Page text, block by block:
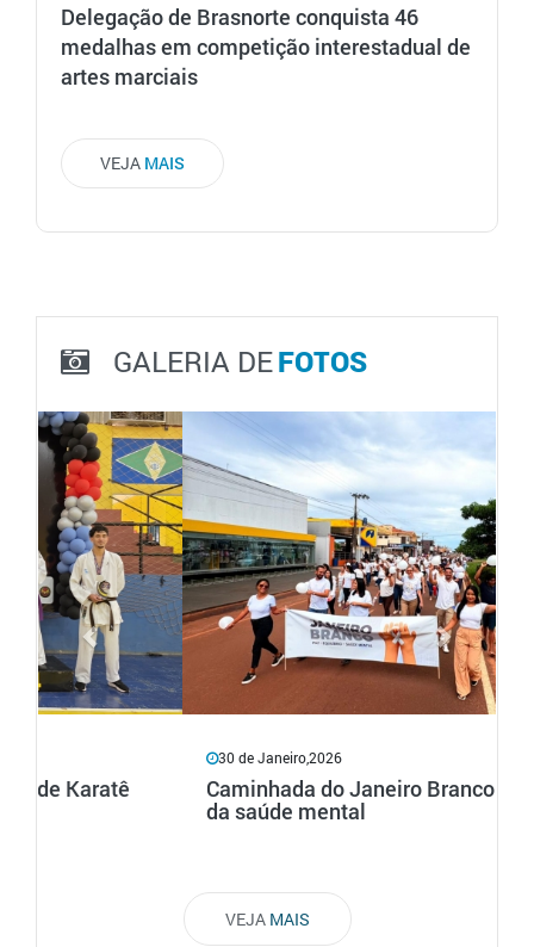
Delegação de Brasnorte conquista 46
medalhas em competição interestadual de
artes marciais
VEJA MAIS
GALERIA DEFOTOS
Caminhada do Janeiro Branco em defesa
da saúde mental
Previous
VEJA MAIS